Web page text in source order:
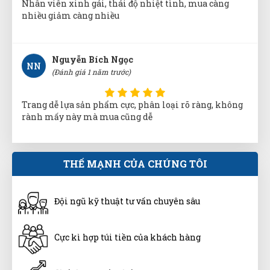
nhiều giảm càng nhiều
NN
Nguyễn Bích Ngọc
(Đánh giá 1 năm trước)
Trang dễ lựa sản phẩm cực, phân loại rõ ràng, không
rành mấy này mà mua cũng dễ
Cao Văn Hùng
(Đánh giá 1 năm trước)
Shop tư vấn nhiệt tình, cặn kẽ tôi rất thích
VH
THẾ MẠNH CỦA CHÚNG TÔI
Đội ngũ kỹ thuật tư vấn chuyên sâu
Cực kì hợp túi tiền của khách hàng